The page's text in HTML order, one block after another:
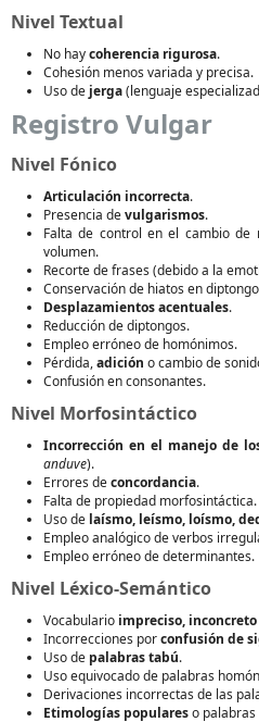
Nivel Textual
No haycoherencia rigurosa.
Cohesión menos variada y precisa.
Uso de jerga(lenguaje
Registro Vulgar
Nivel Fónico
Articulación incorrecta.
Presencia devulgarismos.
Falta de control en el cambio de
volumen.
Recorte de frases (debido a la
Conservación de hiatos en
Desplazamientos acentuales.
Reducción de diptongos.
Empleo erróneo de homónimos.
Pérdida,adición o cambio de
Confusión en consonantes.
Nivel Morfosintáctico
Incorrección en el manejo de
anduve).
Errores deconcordancia.
Falta de propiedad morfosintáctica.
Uso de laísmo, leísmo, loísmo,
Empleo analógico de verbos
Empleo erróneo de determinantes.
Nivel Léxico-Semántico
Vocabulario impreciso,
Incorrecciones porconfusión de
Uso de palabras tabú.
Uso equivocado de palabras
Derivaciones incorrectas de las
Etimologías populareso